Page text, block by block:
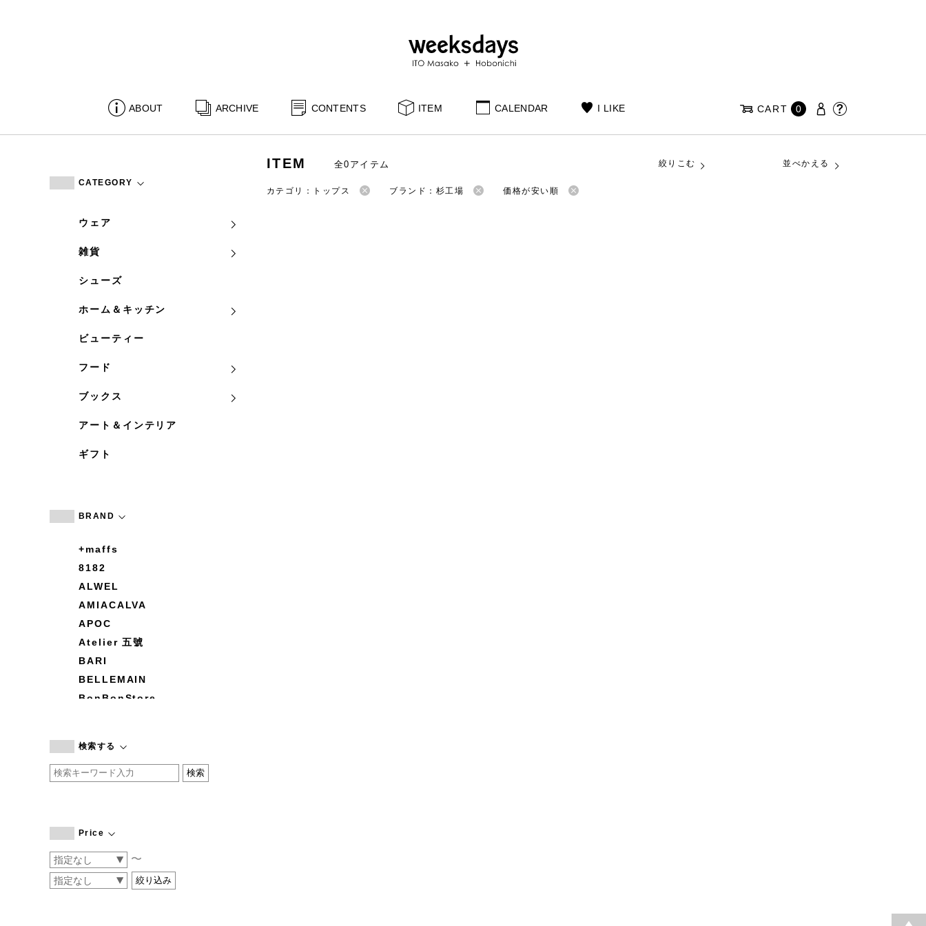
ABOUT ARCHIVE CONTENTS ITEM CALENDAR I LIKE CART 0
CATEGORY
ウェア
雑貨
シューズ
ホーム＆キッチン
ビューティー
フード
ブックス
アート＆インテリア
ギフト
BRAND
+maffs
8182
ALWEL
AMIACALVA
APOC
Atelier 五號
BARI
BELLEMAIN
BonBonStore
by basics
CATWORTH
COGTHEBIGSMOKE
CONVERSE
DEAN & DELUCA
検索する
Price
〜
ITEM 全0アイテム 絞りこむ 並べかえる
カテゴリ：トップス ブランド：杉工場 価格が安い順